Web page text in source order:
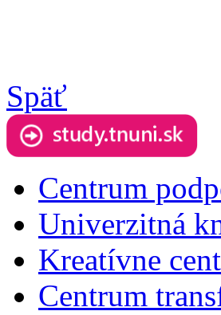
Späť
Centrum
Univerzitná
Kreatívne
Centrum